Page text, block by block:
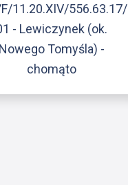
F/11.20.XIV/556.63.17/
- Lewiczynek (ok.
Nowego Tomyśla) -
chomąto